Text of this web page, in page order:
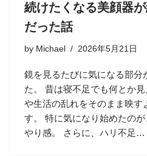
続けたくなる美顔器
だった話
by Michael 2026年5月21日
鏡を見るたびに気になる部分
た。 昔は寝不足でも何とか
や生活の乱れをそのまま映す
す。 特に気になり始めたの
やり感。 さらに、ハリ不足…